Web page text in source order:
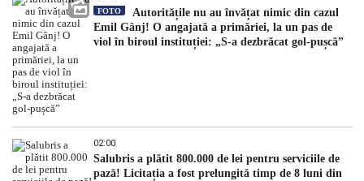
FOTO
Autoritățile nu au învățat nimic din cazul
Emil Gânj! O angajată a primăriei, la un pas de
viol în biroul instituției: „S-a dezbrăcat gol-pușcă”
02:00
Salubris a plătit 800.000 de lei pentru serviciile de
pază! Licitația a fost prelungită timp de 8 luni din